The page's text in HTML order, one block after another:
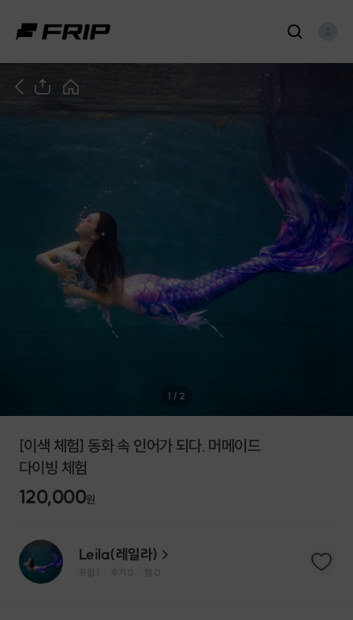
1 / 2
[이색 체험] 동화 속 인어가 되다. 머메이드
다이빙 체험
120,000원
Leila(레일라)
프립 후기 0 찜 0